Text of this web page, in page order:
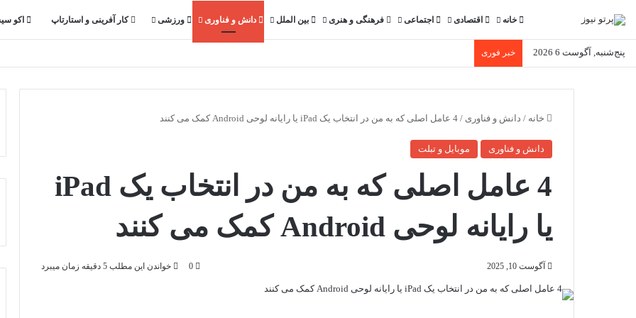
خانه اقتصادی اجتماعی فرهنگی و هنری بین الملل دانش و فناوری ورزشی کار آفرینی و استارتاپ اکو
پنج‌شنبه, آگوست 6 2026 خبر فوری
خانه / دانش و فناوری / 4 عامل اصلی که به من در انتخاب یک iPad یا رایانه لوحی Android کمک می کنند
دانش و فناوری موبایل و تبلت
4 عامل اصلی که به من در انتخاب یک iPad
یا رایانه لوحی Android کمک می کنند
آگوست 10, 2025 0 خواندن این مطلب 5 دقیقه زمان میبرد